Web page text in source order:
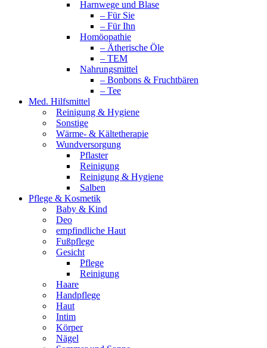
Harnwege und Blase
– Für Sie
– Für Ihn
Homöopathie
– Ätherische Öle
– TEM
Nahrungsmittel
– Bonbons & Fruchtbären
– Tee
Med. Hilfsmittel
Reinigung & Hygiene
Sonstige
Wärme- & Kältetherapie
Wundversorgung
Pflaster
Reinigung
Reinigung & Hygiene
Salben
Pflege & Kosmetik
Baby & Kind
Deo
empfindliche Haut
Fußpflege
Gesicht
Pflege
Reinigung
Haare
Handpflege
Haut
Intim
Körper
Nägel